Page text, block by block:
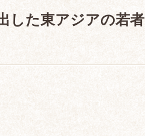
した東アジアの若者